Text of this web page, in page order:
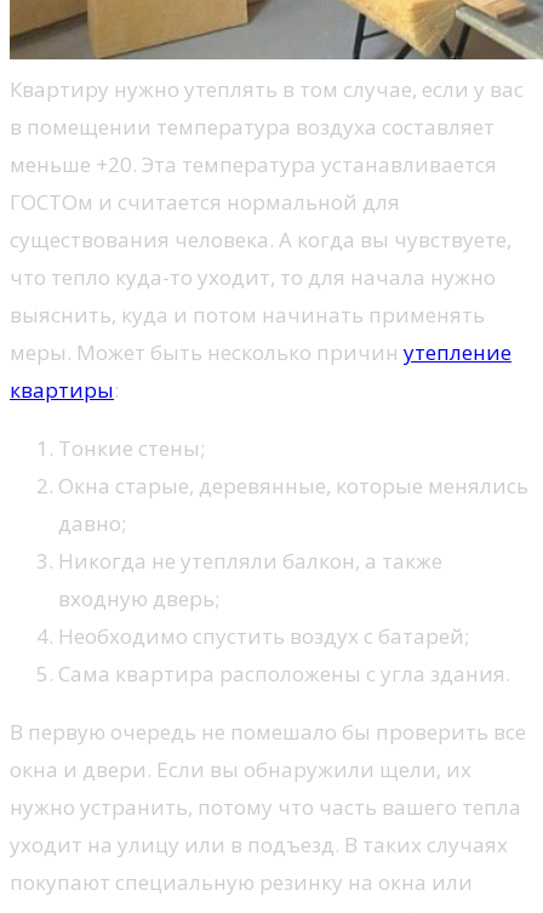
Квартиру нужно утеплять в том случае, если у вас
в помещении температура воздуха составляет
меньше +20. Эта температура устанавливается
ГОСТОм и считается нормальной для
существования человека. А когда вы чувствуете,
что тепло куда-то уходит, то для начала нужно
выяснить, куда и потом начинать применять
меры. Может быть несколько причин утепление
квартиры:
Тонкие стены;
Окна старые, деревянные, которые менялись
давно;
Никогда не утепляли балкон, а также
входную дверь;
Необходимо спустить воздух с батарей;
Сама квартира расположены с угла здания.
В первую очередь не помешало бы проверить все
окна и двери. Если вы обнаружили щели, их
нужно устранить, потому что часть вашего тепла
уходит на улицу или в подъезд. В таких случаях
покупают специальную резинку на окна или